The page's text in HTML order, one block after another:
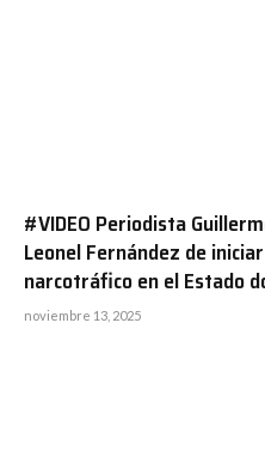
#VIDEO Periodista
Leonel Fernández de
narcotráfico en el Estado
noviembre 13, 2025